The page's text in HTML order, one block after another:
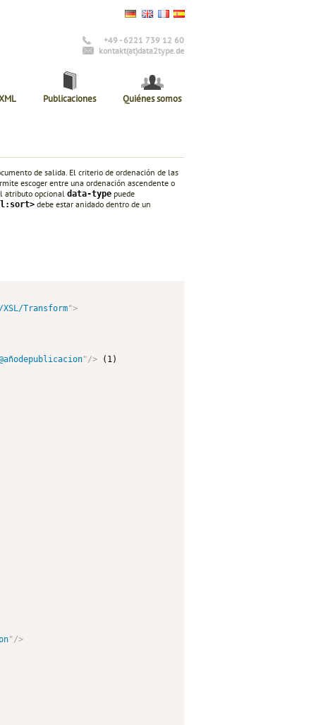
+49 - 6221 739 12 60
kontakt(at)data2type.de
Publicaciones Quiénes somos
de salida. El criterio de ordenación de las
escoger entre una ordenación ascendente o
atributo opcional data-type puede
debe estar anidado dentro de un
Transform">
"/> (1)
"/>